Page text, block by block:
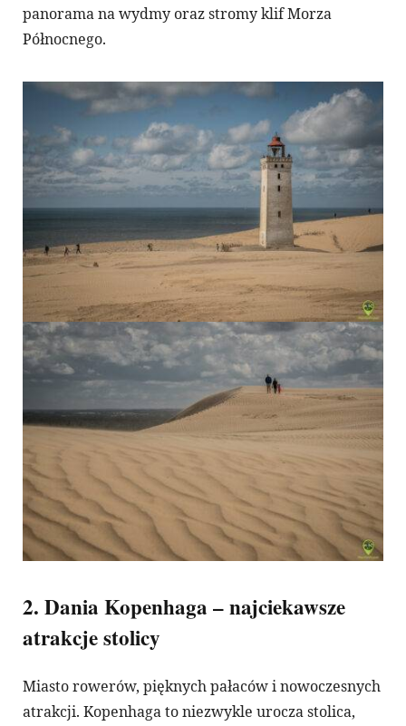
panorama na wydmy oraz stromy klif Morza
Północnego.
2. Dania Kopenhaga – najciekawsze
atrakcje stolicy
Miasto rowerów, pięknych pałaców i nowoczesnych
atrakcji. Kopenhaga to niezwykle urocza stolica,